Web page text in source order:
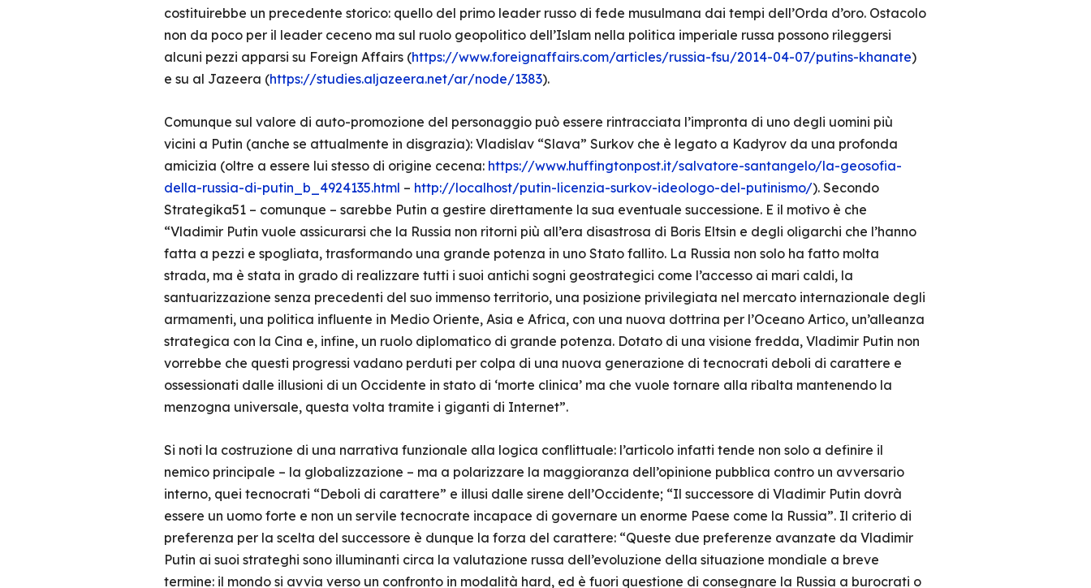
costituirebbe un precedente storico: quello del primo leader russo di fede musulmana dai tempi dell’Orda d’oro. Ostacolo
non da poco per il leader ceceno ma sul ruolo geopolitico dell’Islam nella politica imperiale russa possono rileggersi
alcuni pezzi apparsi su Foreign Affairs (https://www.foreignaffairs.com/articles/russia-fsu/2014-04-07/putins-khanate)
e su al Jazeera (https://studies.aljazeera.net/ar/node/1383).
Comunque sul valore di auto-promozione del personaggio può essere rintracciata l’impronta di uno degli uomini più
vicini a Putin (anche se attualmente in disgrazia): Vladislav “Slava” Surkov che è legato a Kadyrov da una profonda
amicizia (oltre a essere lui stesso di origine cecena: https://www.huffingtonpost.it/salvatore-santangelo/la-geosofia-
della-russia-di-putin_b_4924135.html – http://localhost/putin-licenzia-surkov-ideologo-del-putinismo/). Secondo
Strategika51 – comunque – sarebbe Putin a gestire direttamente la sua eventuale successione. E il motivo è che
“Vladimir Putin vuole assicurarsi che la Russia non ritorni più all’era disastrosa di Boris Eltsin e degli oligarchi che l’hanno
fatta a pezzi e spogliata, trasformando una grande potenza in uno Stato fallito. La Russia non solo ha fatto molta
strada, ma è stata in grado di realizzare tutti i suoi antichi sogni geostrategici come l’accesso ai mari caldi, la
santuarizzazione senza precedenti del suo immenso territorio, una posizione privilegiata nel mercato internazionale degli
armamenti, una politica influente in Medio Oriente, Asia e Africa, con una nuova dottrina per l’Oceano Artico, un’alleanza
strategica con la Cina e, infine, un ruolo diplomatico di grande potenza. Dotato di una visione fredda, Vladimir Putin non
vorrebbe che questi progressi vadano perduti per colpa di una nuova generazione di tecnocrati deboli di carattere e
ossessionati dalle illusioni di un Occidente in stato di ‘morte clinica’ ma che vuole tornare alla ribalta mantenendo la
menzogna universale, questa volta tramite i giganti di Internet”.
Si noti la costruzione di una narrativa funzionale alla logica conflittuale: l’articolo infatti tende non solo a definire il
nemico principale – la globalizzazione – ma a polarizzare la maggioranza dell’opinione pubblica contro un avversario
interno, quei tecnocrati “Deboli di carattere” e illusi dalle sirene dell’Occidente; “Il successore di Vladimir Putin dovrà
essere un uomo forte e non un servile tecnocrate incapace di governare un enorme Paese come la Russia”. Il criterio di
preferenza per la scelta del successore è dunque la forza del carattere: “Queste due preferenze avanzate da Vladimir
Putin ai suoi strateghi sono illuminanti circa la valutazione russa dell’evoluzione della situazione mondiale a breve
termine: il mondo si avvia verso un confronto in modalità hard, ed è fuori questione di consegnare la Russia a burocrati o